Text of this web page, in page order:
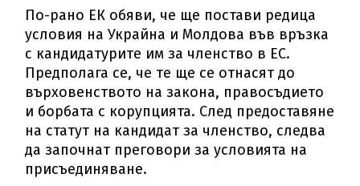
По-рано ЕК обяви, че ще постави редица
условия на Украйна и Молдова във връзка
с кандидатурите им за членство в ЕС.
Предполага се, че те ще се отнасят до
върховенството на закона, правосъдието
и борбата с корупцията. След предоставяне
на статут на кандидат за членство, следва
да започнат преговори за условията на
присъединяване.